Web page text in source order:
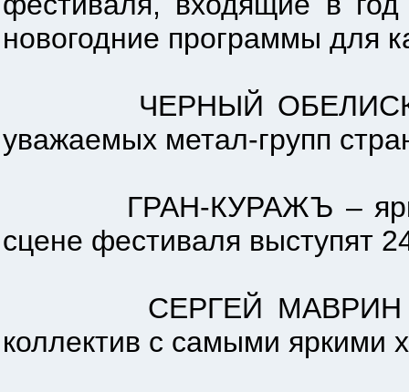
новогодние программы для
ЧЕРНЫЙ ОБЕЛИСК –
уважаемых метал-групп
ГРАН-КУРАЖЪ – яркие
сцене фестиваля выступят
СЕРГЕЙ МАВРИН –
коллектив с самыми яркими